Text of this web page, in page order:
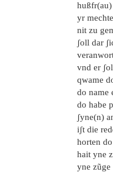
yr
nit zu
ʃoll dar
vnd er
qwame
do name
do habe
ʃyne(n)
iʃt die
horten
hait yne
yne zũge